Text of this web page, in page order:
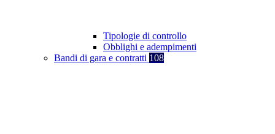
Tipologie di controllo
Obblighi e adempimenti
Bandi di gara e contratti 108